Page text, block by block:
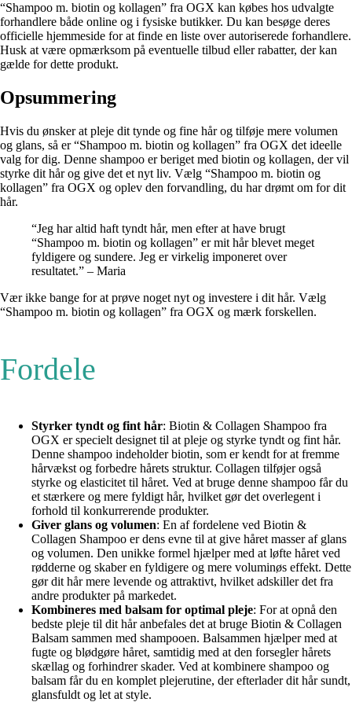
“Shampoo m. biotin og kollagen” fra OGX kan købes hos udvalgte
forhandlere både online og i fysiske butikker. Du kan besøge deres
officielle hjemmeside for at finde en liste over autoriserede forhandlere.
Husk at være opmærksom på eventuelle tilbud eller rabatter, der kan
gælde for dette produkt.
Opsummering
Hvis du ønsker at pleje dit tynde og fine hår og tilføje mere volumen
og glans, så er “Shampoo m. biotin og kollagen” fra OGX det ideelle
valg for dig. Denne shampoo er beriget med biotin og kollagen, der vil
styrke dit hår og give det et nyt liv. Vælg “Shampoo m. biotin og
kollagen” fra OGX og oplev den forvandling, du har drømt om for dit
hår.
“Jeg har altid haft tyndt hår, men efter at have brugt
“Shampoo m. biotin og kollagen” er mit hår blevet meget
fyldigere og sundere. Jeg er virkelig imponeret over
resultatet.” – Maria
Vær ikke bange for at prøve noget nyt og investere i dit hår. Vælg
“Shampoo m. biotin og kollagen” fra OGX og mærk forskellen.
Fordele
Styrker tyndt og fint hår: Biotin & Collagen Shampoo fra
OGX er specielt designet til at pleje og styrke tyndt og fint hår.
Denne shampoo indeholder biotin, som er kendt for at fremme
hårvækst og forbedre hårets struktur. Collagen tilføjer også
styrke og elasticitet til håret. Ved at bruge denne shampoo får du
et stærkere og mere fyldigt hår, hvilket gør det overlegent i
forhold til konkurrerende produkter.
Giver glans og volumen: En af fordelene ved Biotin &
Collagen Shampoo er dens evne til at give håret masser af glans
og volumen. Den unikke formel hjælper med at løfte håret ved
rødderne og skaber en fyldigere og mere voluminøs effekt. Dette
gør dit hår mere levende og attraktivt, hvilket adskiller det fra
andre produkter på markedet.
Kombineres med balsam for optimal pleje: For at opnå den
bedste pleje til dit hår anbefales det at bruge Biotin & Collagen
Balsam sammen med shampooen. Balsammen hjælper med at
fugte og blødgøre håret, samtidig med at den forsegler hårets
skællag og forhindrer skader. Ved at kombinere shampoo og
balsam får du en komplet plejerutine, der efterlader dit hår sundt,
glansfuldt og let at style.